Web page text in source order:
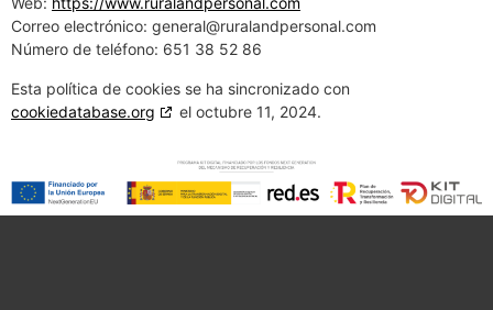
Correo electrónico: general@ruralandpersonal.com
Número de teléfono: 651 38 52 86
Esta política de cookies se ha sincronizado con
cookiedatabase.org
el octubre 11, 2024.